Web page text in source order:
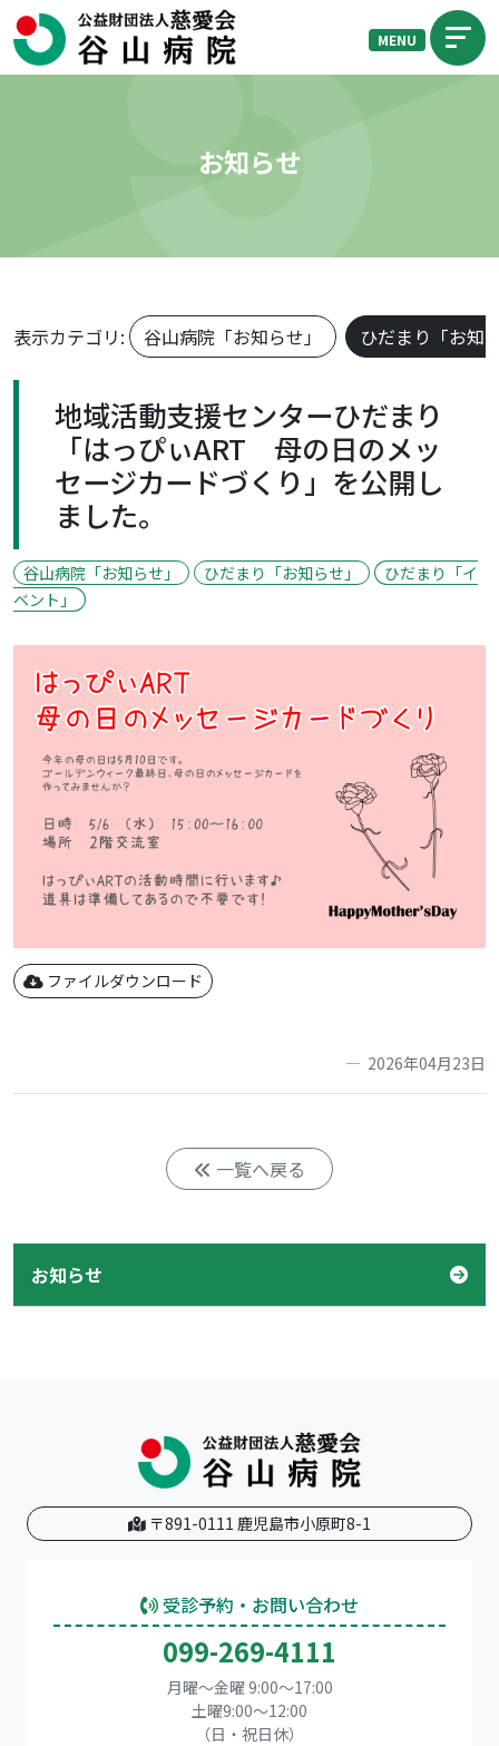
MENU
お知らせ
表示カテゴリ: 谷山病院「お知らせ」 ひだまり「お知
地域活動支援センターひだまり
「はっぴぃART 母の日のメッ
セージカードづくり」を公開し
ました。
谷山病院「お知らせ」 ひだまり「お知らせ」
ひだまり「イ
ベント」
ファイルダウンロード
2026年04月23日
一覧へ戻る
お知らせ
〒891-0111 鹿児島市小原町8-1
受診予約・お問い合わせ
099-269-4111
月曜～金曜 9:00～17:00
土曜9:00〜12:00
（日・祝日休）